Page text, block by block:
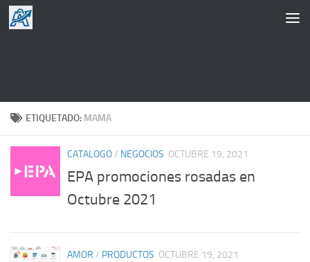
Saltar al contenido
ETIQUETADO: MAMA
CATALOGO/ NEGOCIOS OCTUBRE 19, 2021
EPA promociones rosadas en
Octubre 2021
AMOR / PRODUCTOS OCTUBRE 19, 2021